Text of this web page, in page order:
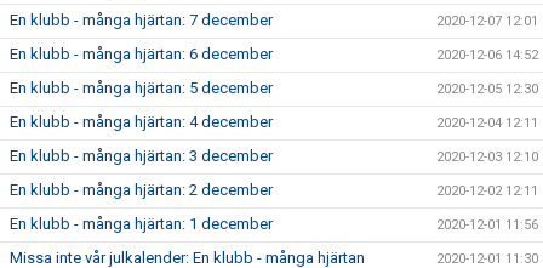
En klubb - många hjärtan: 7 december 2020-12-07 12:01
En klubb - många hjärtan: 6 december 2020-12-06 14:52
En klubb - många hjärtan: 5 december 2020-12-05 12:30
En klubb - många hjärtan: 4 december 2020-12-04 12:11
En klubb - många hjärtan: 3 december 2020-12-03 12:10
En klubb - många hjärtan: 2 december 2020-12-02 12:11
En klubb - många hjärtan: 1 december 2020-12-01 11:56
Missa inte vår julkalender: En klubb - många hjärtan 2020-12-01 11:30